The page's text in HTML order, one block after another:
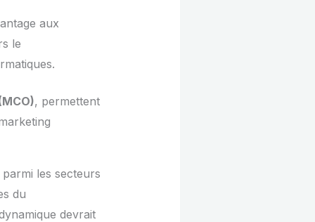
aux
le
, permettent
les secteurs
du
devrait